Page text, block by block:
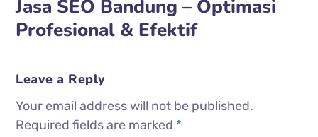
Jasa SEO Bandung – Optimasi
Profesional & Efektif
Leave a Reply
Your email address will not be published.
Required fields are marked *